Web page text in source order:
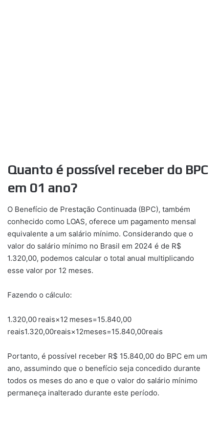
Quanto é possível receber do BPC
em 01 ano?
O Benefício de Prestação Continuada (BPC), também
conhecido como LOAS, oferece um pagamento mensal
equivalente a um salário mínimo. Considerando que o
valor do salário mínimo no Brasil em 2024 é de R$
1.320,00, podemos calcular o total anual multiplicando
esse valor por 12 meses.
Fazendo o cálculo:
1.320,00 reais×12 meses=15.840,00
reais1.320,00reais×12meses=15.840,00reais
Portanto, é possível receber R$ 15.840,00 do BPC em um
ano, assumindo que o benefício seja concedido durante
todos os meses do ano e que o valor do salário mínimo
permaneça inalterado durante este período.